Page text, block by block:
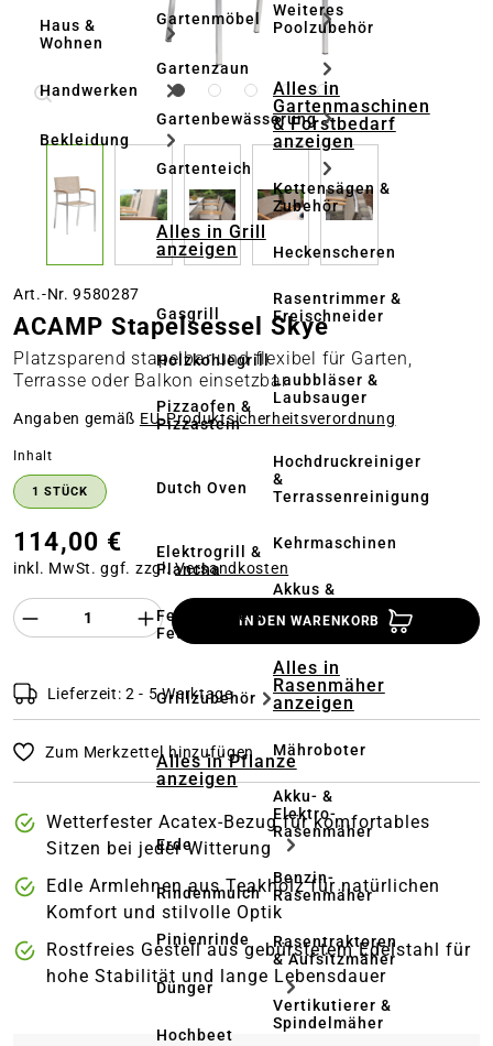
Haus &
Wohnen
Handwerken
Bekleidung
Gartenmöbel
Gartenzaun
Gartenbewässerung
Gartenteich
Alles in Grill
anzeigen
Gasgrill
Holzkohlegrill
Pizzaofen &
Pizzastein
Dutch Oven
Elektrogrill &
Plancha
Feuerstelle &
Feuerschale
Grillzubehör
Alles in Pflanze
anzeigen
Erde
Rindenmulch
Pinienrinde
Dünger
Hochbeet
Weiteres
Poolzubehör
Alles in
Gartenmaschinen
& Forstbedarf
anzeigen
Kettensägen &
Zubehör
Heckenscheren
Rasentrimmer &
Freischneider
Laubbläser &
Laubsauger
Hochdruckreiniger
&
Terrassenreinigung
Kehrmaschinen
Akkus &
Alles in
Rasenmäher
anzeigen
Mähroboter
Akku- &
Elektro-
Rasenmäher
Benzin-
Rasenmäher
Rasentraktoren
& Aufsitzmäher
Vertikutierer &
Spindelmäher
Art.-Nr. 9580287
ACAMP Stapelsessel Skye
Platzsparend stapelbar und flexibel für Garten,
Terrasse oder Balkon einsetzbar
Angaben gemäß EU‑Produktsicherheitsverordnung
Inhalt
1 STÜCK
114,00 €
inkl. MwSt. ggf. zzgl.Versandkosten
Produkt Anzahl des Produktes
IN DEN WARENKORB
Lieferzeit: 2 - 5 Werktage
Zum Merkzettel hinzufügen
Wetterfester Acatex-Bezug für komfortables
Sitzen bei jeder Witterung
Edle Armlehnen aus Teakholz für natürlichen
Komfort und stilvolle Optik
Rostfreies Gestell aus gebürstetem Edelstahl für
hohe Stabilität und lange Lebensdauer